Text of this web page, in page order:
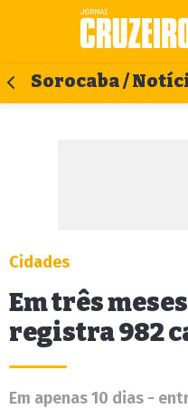
Sorocaba /
Cidades
Em três
registra 982
Em apenas 10 dias -